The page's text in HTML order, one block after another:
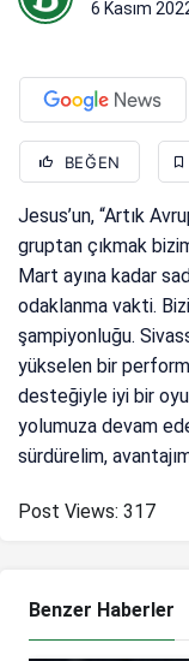
6 Kasım
BEĞEN
Jesus’un, “Artık
gruptan çıkmak
Mart ayına kadar
odaklanma vakti.
şampiyonluğu.
yükselen bir
desteğiyle iyi bir
yolumuza devam
sürdürelim,
Post Views: 317
Benzer Haberler